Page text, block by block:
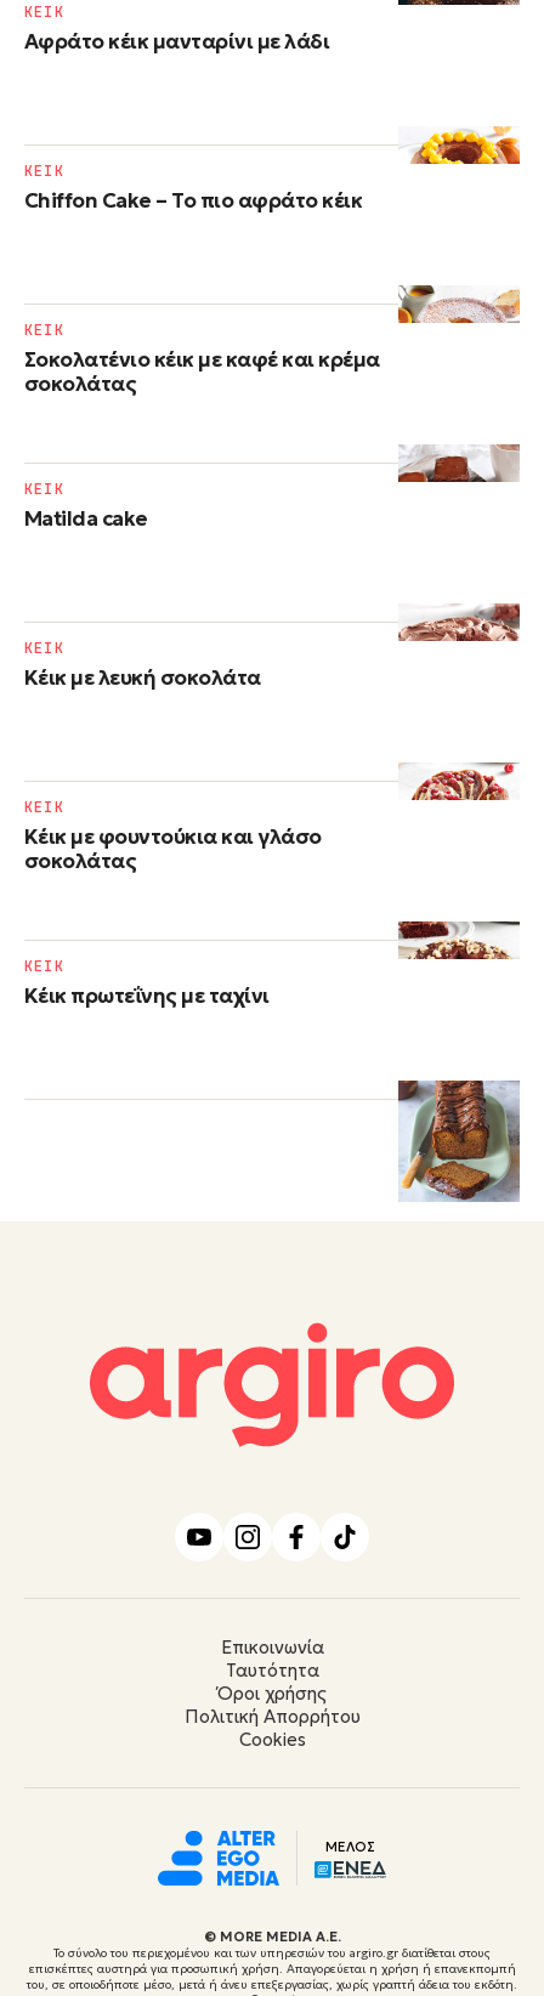
Αφράτο κέικ μανταρίνι με λάδι
ΚΕΙΚ
Chiffon Cake – Το πιο αφράτο κέικ
ΚΕΙΚ
Σοκολατένιο κέικ με καφέ και κρέμα
σοκολάτας
ΚΕΙΚ
Matilda cake
ΚΕΙΚ
Κέικ με λευκή σοκολάτα
ΚΕΙΚ
Κέικ με φουντούκια και γλάσο
σοκολάτας
ΚΕΙΚ
Κέικ πρωτεΐνης με ταχίνι
ΚΕΙΚ
Επικοινωνία
Ταυτότητα
Όροι χρήσης
Πολιτική Απορρήτου
Cookies
ΜΕΛΟΣ
© ΜORE MEDIA Α.Ε.
Το σύνολο του περιεχομένου και των υπηρεσιών του argiro.gr διατίθεται στους
επισκέπτες αυστηρά για προσωπική χρήση. Απαγορεύεται η χρήση ή επανεκπομπή
του, σε οποιοδήποτε μέσο, μετά ή άνευ επεξεργασίας, χωρίς γραπτή άδεια του εκδότη.